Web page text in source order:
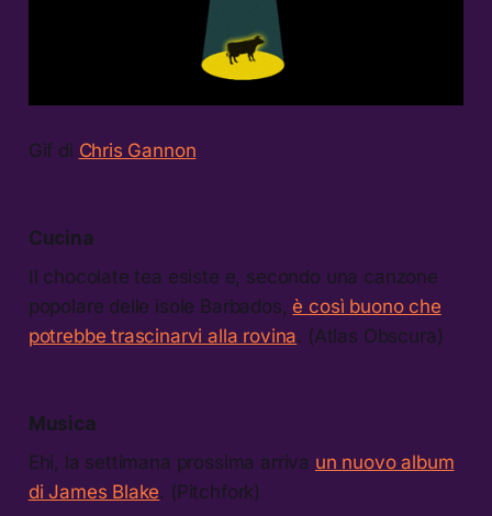
Gif di Chris Gannon
Cucina
Il chocolate tea esiste e, secondo una canzone
popolare delle isole Barbados, è così buono che
potrebbe trascinarvi alla rovina. (Atlas Obscura)
Musica
Ehi, la settimana prossima arriva un nuovo album
di James Blake. (Pitchfork)